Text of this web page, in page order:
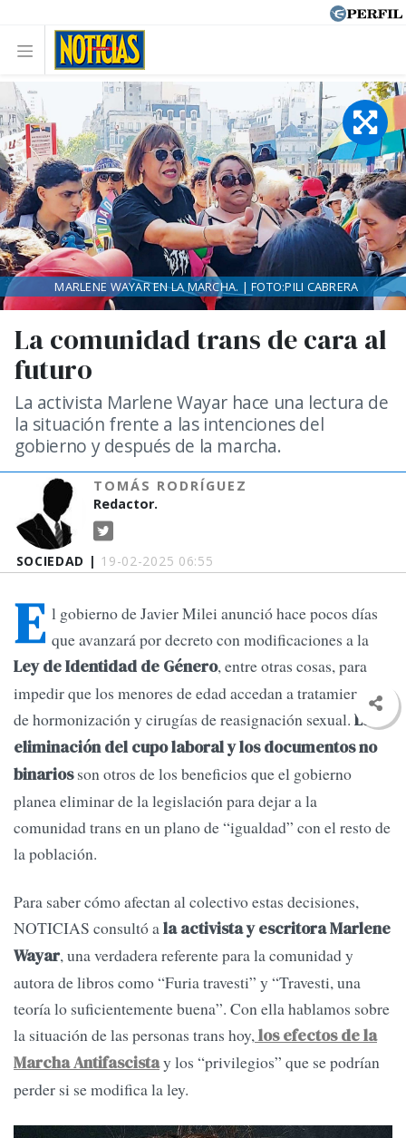
SOCIEDAD | 19-02-2025 06:55
La comunidad trans de cara al
futuro
La activista Marlene Wayar hace una lectura de
la situación frente a las intenciones del
gobierno y después de la marcha.
TOMÁS RODRÍGUEZ
Redactor.
MARLENE WAYAR EN LA MARCHA. | FOTO:PILI CABRERA
E l gobierno de Javier Milei anunció hace pocos días
que avanzará por decreto con modificaciones a la
Ley de Identidad de Género, entre otras cosas, para
impedir que los menores de edad accedan a tratamientos
de hormonización y cirugías de reasignación sexual. La
eliminación del cupo laboral y los documentos no
binariosson otros de los beneficios que el gobierno
planea eliminar de la legislación para dejar a la
comunidad trans en un plano de “igualdad” con el resto de
la población.
Para saber cómo afectan al colectivo estas decisiones,
NOTICIAS consultó ala activista y escritora Marlene
Wayar, una verdadera referente para la comunidad y
autora de libros como “Furia travesti” y “Travesti, una
teoría lo suficientemente buena”. Con ella hablamos sobre
la situación de las personas trans hoy,los efectos de la
Marcha Antifascistay los “privilegios” que se podrían
perder si se modifica la ley.